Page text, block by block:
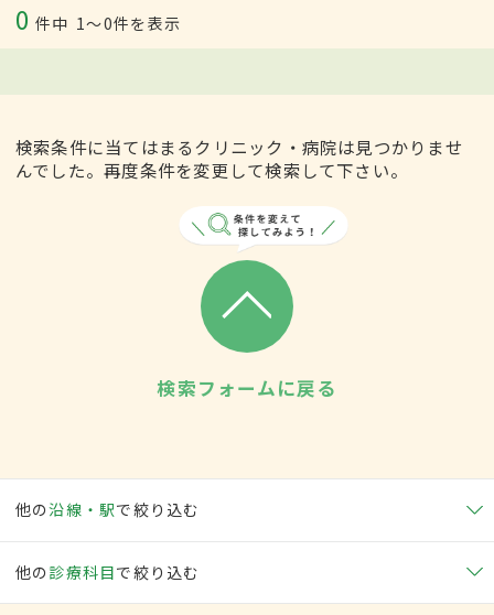
0 件中 1〜0件を表示
検索条件に当てはまるクリニック・病院は見つかりませ
んでした。再度条件を変更して検索して下さい。
検索フォームに戻る
他の沿線・駅で絞り込む
他の 診療科目で絞り込む